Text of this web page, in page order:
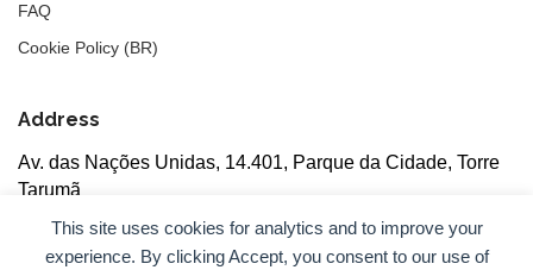
This site uses cookies for analytics and to improve your
experience. By clicking Accept, you consent to our use of
FAQ
Cookie Policy (BR)
Address
Av. das Nações Unidas, 14.401, Parque da Cidade, Torre
Tarumã
5th floor, rooms 502/503, CEP: 04730-090, São Paulo, SP